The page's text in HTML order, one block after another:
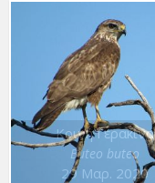
Κοινή Γερακίνα
Buteo buteo
29 Μαρ. 2020